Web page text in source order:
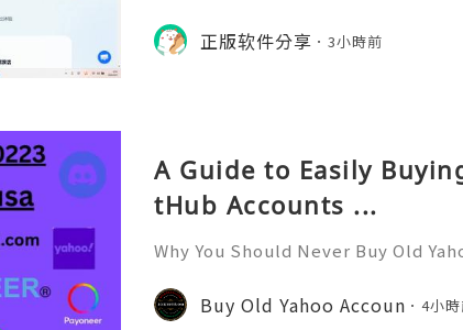
餐）。长
络）：优先 RedteaGO（明确提供通
公数字游民，或手机不支持 eSIM：用
正版软件分享 3小時前
A Guide to Easily
tHub Accounts ...
Why You Should Never Buy Old
onal communication, business
ccount recovery. Because of
Buy Old Yahoo Accoun 4小